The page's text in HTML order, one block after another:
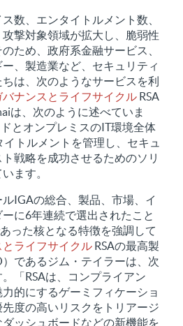
数、エンタイトルメント数、
撃対象領域が拡大し、脆弱性
ため、政府系金融サービス、
、製造業など、セキュリティ
は、次のようなサービスを利
バナンスとライフサイクル RSA
は、次のように述べていま
とオンプレミスのIT環境全体
トルメントを管理し、セキュ
戦略を成功させるためのソリ
ます。
ルIGAの総合、製品、市場、イ
に6年連続で選出されたこと
った核となる特徴を強調して
とライフサイクル RSAの最高製
であるジム・テイラーは、次
「RSAは、コンプライアン
的にするゲーミフィケーショ
度の高いリスクをトリアージ
ッシュボードなどの新機能を